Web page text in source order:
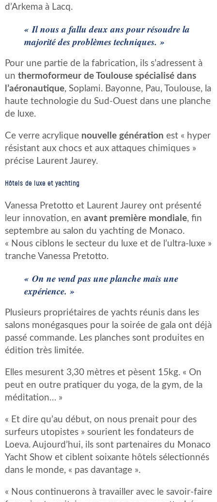
d’Arkema à Lacq.
« Il nous a fallu deux ans pour résoudre la
majorité des problèmes techniques. »
Pour une partie de la fabrication, ils s’adressent à
un thermoformeur de Toulouse spécialisé dans
l’aéronautique, Soplami. Bayonne, Pau, Toulouse, la
haute technologie du Sud-Ouest dans une planche
de luxe.
Ce verre acrylique nouvelle génération est « hyper
résistant aux chocs et aux attaques chimiques »
précise Laurent Jaurey.
Hôtels de luxe et yachting
Vanessa Pretotto et Laurent Jaurey ont présenté
leur innovation, en avant première mondiale, fin
septembre au salon du yachting de Monaco.
« Nous ciblons le secteur du luxe et de l’ultra-luxe »
tranche Vanessa Pretotto.
« On ne vend pas une planche mais une
expérience. »
Plusieurs propriétaires de yachts réunis dans les
salons monégasques pour la soirée de gala ont déjà
passé commande. Les planches sont produites en
édition très limitée.
Elles mesurent 3,30 mètres et pèsent 15kg. « On
peut en outre pratiquer du yoga, de la gym, de la
méditation… »
« Et dire qu’au début, on nous prenait pour des
surfeurs utopistes » sourient les fondateurs de
Loeva. Aujourd’hui, ils sont partenaires du Monaco
Yacht Show et ciblent soixante hôtels sélectionnés
dans le monde, « pas davantage ».
« Nous continuerons à travailler avec le savoir-faire